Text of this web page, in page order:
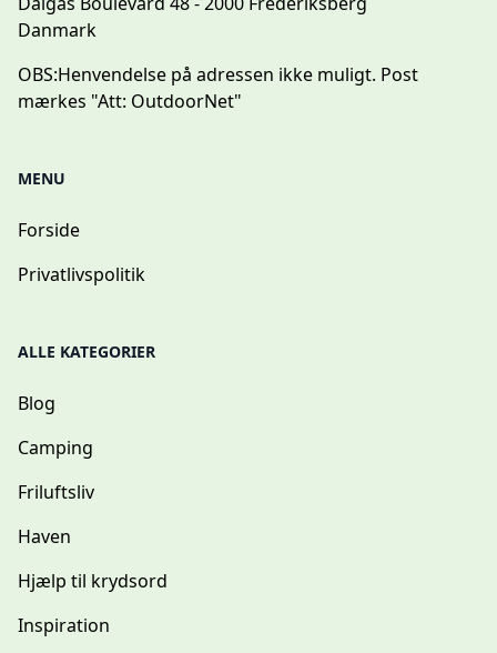
Danmark
OBS:Henvendelse på adressen ikke muligt. Post
mærkes "Att: OutdoorNet"
MENU
Forside
Privatlivspolitik
ALLE KATEGORIER
Blog
Camping
Friluftsliv
Haven
Hjælp til krydsord
Inspiration